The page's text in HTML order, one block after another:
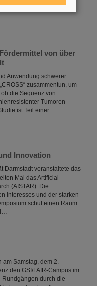
von über
Anwendung schwerer
zusammentun, um
die Sequenz von
Tumoren
ist Teil einer
Innovation
Darmstadt veranstaltete das
Mal das Artificial
(AISTAR). Die
Interesses und der starken
schuf einen Raum
am Samstag, dem 2.
den GSI/FAIR-Campus im
Rundgängen durch die